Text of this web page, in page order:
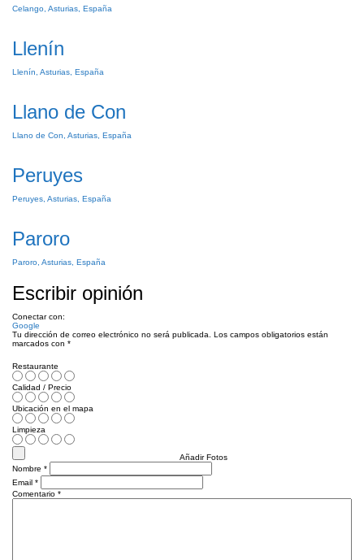
Celango, Asturias, España
Llenín
Llenín, Asturias, España
Llano de Con
Llano de Con, Asturias, España
Peruyes
Peruyes, Asturias, España
Paroro
Paroro, Asturias, España
Escribir opinión
Conectar con:
Google
Tu dirección de correo electrónico no será publicada.
Los campos obligatorios están
marcados con *
Restaurante
Calidad / Precio
Ubicación en el mapa
Limpieza
Añadir Fotos
Nombre *
Email *
Comentario *